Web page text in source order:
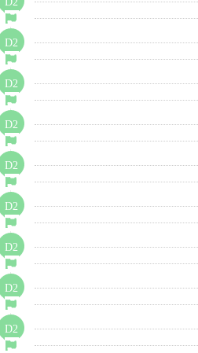
D2
D2
D2
D2
D2
D2
D2
D2